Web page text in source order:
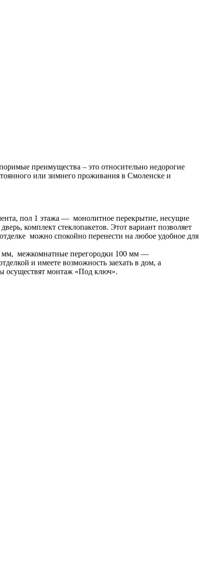
преимущества – это относительно недорогие
или зимнего проживания в Смоленске и
пол 1 этажа — монолитное перекрытие, несущие
комплект стеклопакетов. Этот вариант позволяет
можно спокойно перенести на любое удобное для
мм, межкомнатные перегородки 100 мм —
и имеете возможность заехать в дом, а
осуществят монтаж «Под ключ».